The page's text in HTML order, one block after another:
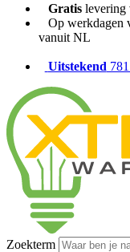
Gratislevering
Op werkdagen
vanuit NL
Uitstekend
Zoekterm